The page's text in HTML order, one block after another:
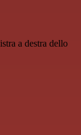
a destra dello